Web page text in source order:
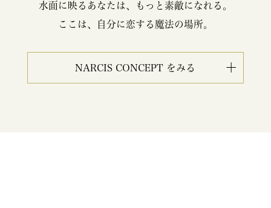
水面に映るあなたは、もっと素敵になれる。
ここは、自分に恋する魔法の場所。
NARCIS CONCEPT をみる